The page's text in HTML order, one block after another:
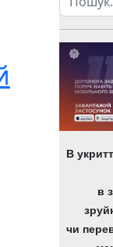
В
в
чи